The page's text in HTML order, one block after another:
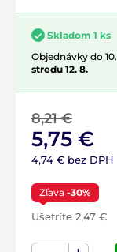
Skladom 1 ks
Objednávky do
stredu 12. 8.
8,21 €
5,75 €
4,74 € bez DPH
Zľava -30%
Ušetríte 2,47 €